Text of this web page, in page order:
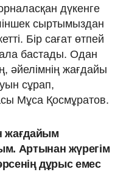
дүкенге
сыртымыздан
Бір сағат өтпей
бастады. Одан
әйелімнің жағдайы
сұрап,
Мұса Қосмұратов.
жағдайым
Артынан жүрегім
дұрыс емес